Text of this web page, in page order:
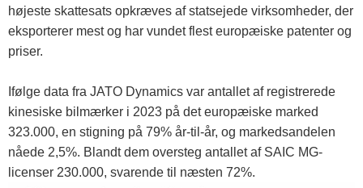
højeste skattesats opkræves af statsejede virksomheder, der
eksporterer mest og har vundet flest europæiske patenter og
priser.
Ifølge data fra JATO Dynamics var antallet af registrerede
kinesiske bilmærker i 2023 på det europæiske marked
323.000, en stigning på 79% år-til-år, og markedsandelen
nåede 2,5%. Blandt dem oversteg antallet af SAIC MG-
licenser 230.000, svarende til næsten 72%.